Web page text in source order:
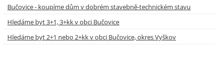
Bučovice - koupíme dům v dobrém stavebně-technickém stavu
Hledáme byt 3+1, 3+kk v obci Bučovice
Hledáme byt 2+1 nebo 2+kk v obci Bučovice, okres Vyškov